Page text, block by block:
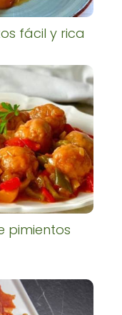
fácil y rica
pimientos